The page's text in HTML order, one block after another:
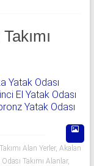
Yatak Odası
El Yatak Odası
Yatak Odası
Alan Yerler, Akalan
Takımı Alanlar,